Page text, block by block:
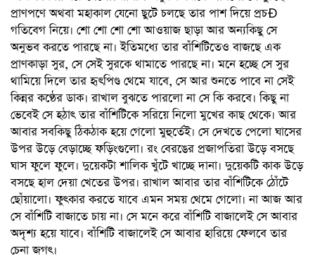
প্রাণপণে অথবা মহাকাল যেনো ছুটে চলছে তার পাশ দিয়ে প্রচÐ
গতিবেগ নিয়ে। শো শো শো শো আওয়াজ ছাড়া আর অন্যকিছু সে
অনুভব করতে পারছে না। ইতিমধ্যে তার বাঁশিটিতেও বাজছে এক
প্রাণকাড়া সুর, সে সেই সুরকে থামাতে পারছে না। মনে হচ্ছে সে সুর
থামিয়ে দিলে তার হৃৎপিণ্ড থেমে যাবে, সে আর শুনতে পাবে না সেই
কিন্নর কণ্ঠের ডাক। রাখাল বুঝতে পারলো না সে কি করবে। কিছু না
ভেবেই সে হঠাৎ তার বাঁশিটিকে সরিয়ে নিলো মুখের কাছ থেকে। আর
আবার সবকিছু ঠিকঠাক হয়ে গেলো মুহুর্তেই। সে দেখতে পেলো ঘাসের
উপর উড়ে বেড়াচ্ছে ফড়িংগুলো। রং বেরঙের প্রজাপতিরা উড়ে বসছে
ঘাস ফুলে ফুলে। দুয়েকটা শালিক খুঁটে খাচ্ছে দানা। দুয়েকটি কাক উড়ে
বসছে হাল দেয়া খেতের উপর। রাখাল আবার তার বাঁশিটিকে ঠোঁটে
ছোঁয়ালো। ফুৎকার করতে যাবে এমন সময় থেমে গেলো। না আজ আর
সে বাঁশিটি বাজাতে চায় না। সে মনে করে বাঁশিটি বাজালেই সে আবার
অদৃশ্য হয়ে যাবে। বাঁশিটি বাজালেই সে আবার হারিয়ে ফেলবে তার
চেনা জগৎ।